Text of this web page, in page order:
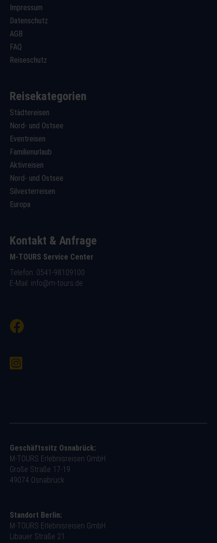
Impressum
Datenschutz
AGB
FAQ
Reiseschutz
Reisekategorien
Städtereisen
Nord- und Ostsee
Eventreisen
Familienurlaub
Aktivreisen
Nord- und Ostsee
Silvesterreisen
Europa
Kontakt & Anfrage
M-TOURS Service Center
Telefon: 0541-98109100
E-Mail: info@m-tours.de
Geschäftssitz Osnabrück:
M-TOURS Erlebnisreisen GmbH
Große Straße 17-19
49074 Osnabrück
Standort Berlin:
M-TOURS Erlebnisreisen GmbH
Libauer Straße 21